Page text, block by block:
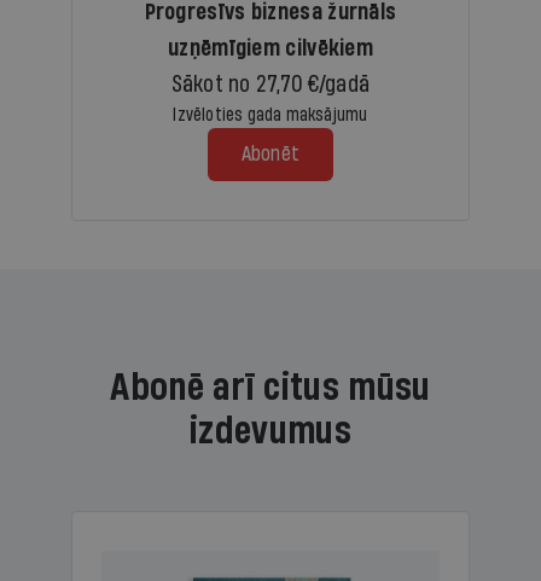
Progresīvs biznesa žurnāls
uzņēmīgiem cilvēkiem
Sākot no 27,70 €/gadā
Izvēloties gada maksājumu
Abonēt
Abonē arī citus mūsu
izdevumus